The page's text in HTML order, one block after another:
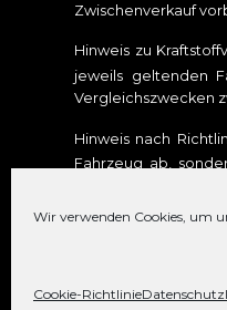
Wir verwenden Cookies, um
Cookie-RichtlinieDatenschutz
Zwischenverkauf
Hinweis zu
jeweils geltenden
Vergleichszwecken
Hinweis nach
Fahrzeug ab,
den
ist. Für weitere